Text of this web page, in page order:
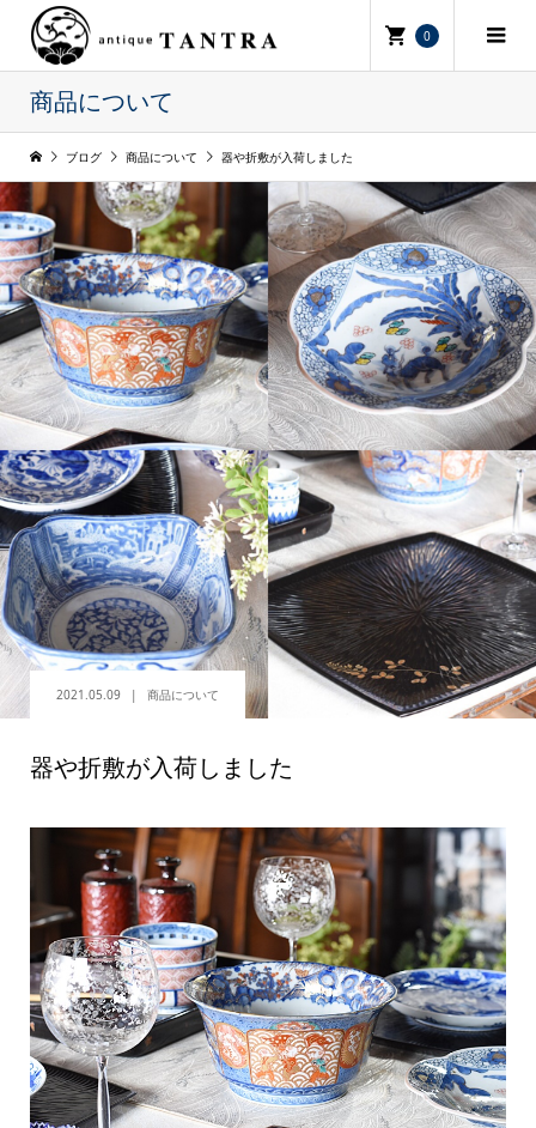
0
商品について
ブログ 商品について 器や折敷が入荷しました
2021.05.09 商品について
器や折敷が入荷しました